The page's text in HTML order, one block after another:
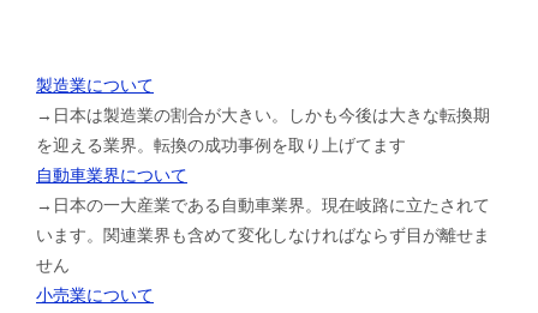
製造業について
→日本は製造業の割合が大きい。しかも今後は大きな転換期
を迎える業界。転換の成功事例を取り上げてます
自動車業界について
→日本の一大産業である自動車業界。現在岐路に立たされて
います。関連業界も含めて変化しなければならず目が離せま
せん
小売業について